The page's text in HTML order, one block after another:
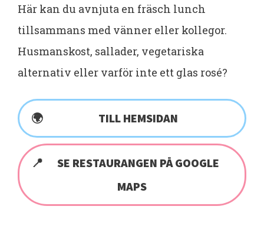
Här kan du avnjuta en fräsch lunch
tillsammans med vänner eller kollegor.
Husmanskost, sallader, vegetariska
alternativ eller varför inte ett glas rosé?
TILL HEMSIDAN
SE RESTAURANGEN PÅ GOOGLE
MAPS